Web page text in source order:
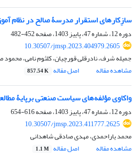
سازِکارهای استقرار مدرسۀ صالح در نظام
دوره 12، شماره 47، پاییز 1403، صفحه
452-482
10.30507/jmsp.2023.404979.2605
جمیله شرف، نادرقلی قورچیان، کلثوم نامی، محمود
مشاهده مقاله
اصل مقاله 857.54 K
واکاوی مؤلفه‌های سیاست‌ صنعتی برپایۀ
دوره 12، شماره 47، پاییز 1403، صفحه
616-654
10.30507/jmsp.2023.411777.2625
محمد یاراحمدی، مهدی صادقی شاهدانی
مشاهده مقاله
اصل مقاله 1.1 M